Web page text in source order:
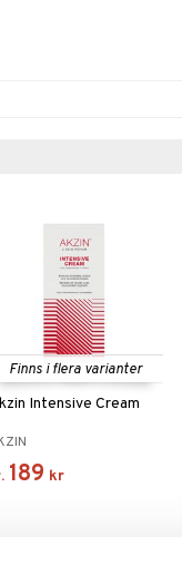
Finns i flera varianter
Intensive Cream
189 kr